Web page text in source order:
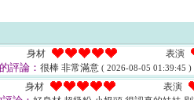
身材 表演
的評論： 很棒 非常滿意 ( 2026-08-05 01:39:45 )
身材 表演